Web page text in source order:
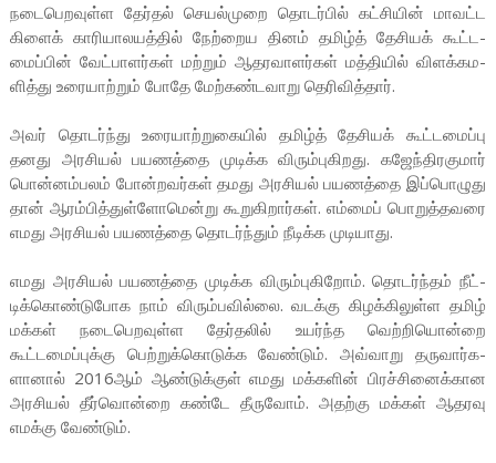
நடை­பெ­ற­வுள்ள தேர்தல் செயல்­முறை தொடர்பில் கட்­சியின் மாவட்ட
கிளைக் காரி­யா­ல­யத்தில் நேற்­றைய தினம் தமிழ்த் தேசியக் கூட்­ட­
மைப்பின் வேட்­பா­ளர்கள் மற்றும் ஆத­ர­வா­ளர்கள் மத்­தியில் விளக்­க­ம­
ளித்து உரை­யாற்றும் போதே மேற்­கண்­ட­வாறு தெரி­வித்தார்.
அவர் தொடர்ந்து உரை­யாற்­று­கையில் தமிழ்த் தேசியக் கூட்­ட­மைப்பு
தனது அர­சியல் பய­ணத்தை முடிக்க விரும்­பு­கி­றது. கஜேந்­தி­ர­குமார்
பொன்­னம்­பலம் போன்­ற­வர்கள் தமது அர­சியல் பய­ணத்தை இப்­பொ­ழுது
தான் ஆரம்­பித்­துள்­ளோ­மென்று கூறு­கி­றார்கள். எம்மைப் பொறுத்­த­வரை
எமது அர­சியல் பய­ணத்தை தொடர்ந்தும் நீடிக்க முடி­யாது.
எமது அர­சியல் பய­ணத்தை முடிக்க விரும்­பு­கிறோம். தொடர்ந்தம் நீட்­
டிக்­கொண்­டு­போக நாம் விரும்­ப­வில்லை. வடக்கு கிழக்­கி­லுள்ள தமிழ்
மக்கள் நடை­பெ­ற­வுள்ள தேர்­தலில் உயர்ந்த வெற்­றி­யொன்றை
கூட்டமைப்புக்கு பெற்றுக்கொடுக்க வேண்டும். அவ்­வாறு தரு­வார்­க­
ளானால் 2016ஆம் ஆண்­டுக்குள் எமது மக்­களின் பிரச்­சி­னைக்­கான
அர­சியல் தீர்­வொன்றை கண்டே தீருவோம். அதற்கு மக்கள் ஆத­ரவு
எமக்கு வேண்டும்.